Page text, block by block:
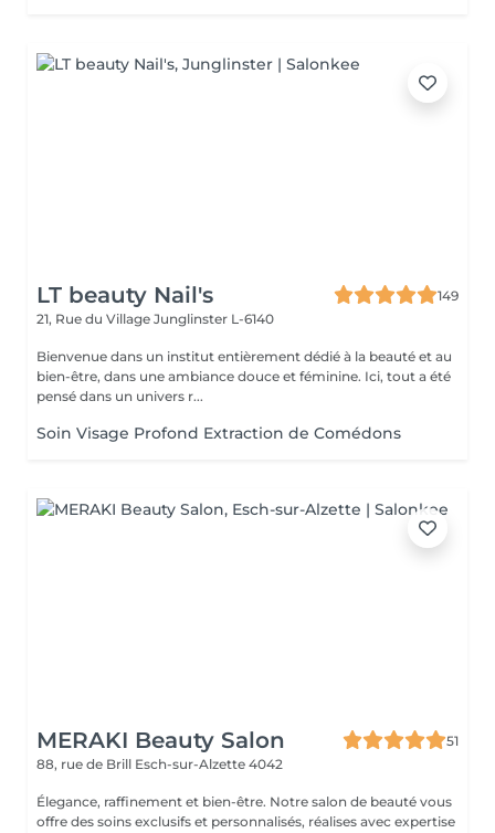
LT beauty Nail's
149
21, Rue du Village Junglinster L-6140
Bienvenue dans un institut entièrement dédié à la beauté et au
bien-être, dans une ambiance douce et féminine. Ici, tout a été
pensé dans un univers r...
Soin Visage Profond Extraction de Comédons
MERAKI Beauty Salon
51
88, rue de Brill Esch-sur-Alzette 4042
Élegance, raffinement et bien-être. Notre salon de beauté vous
offre des soins exclusifs et personnalisés, réalises avec expertise